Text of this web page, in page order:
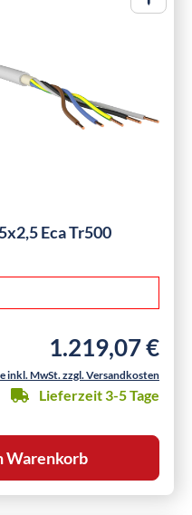
Eca Tr500
Regulärer Preis:
1.219,07 €
inkl. MwSt. zzgl. Versandkosten
Lieferzeit 3-5 Tage
Warenkorb